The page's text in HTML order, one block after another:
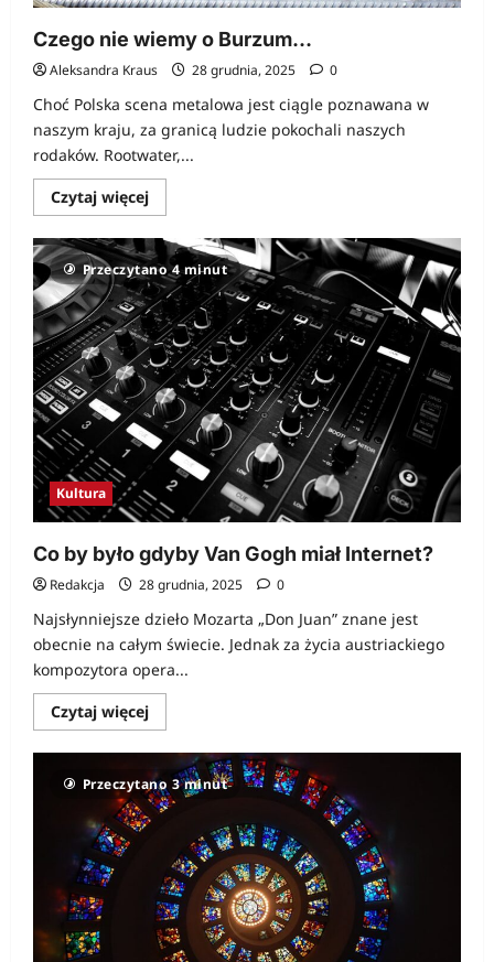
Czego nie wiemy o Burzum…
Aleksandra Kraus 28 grudnia, 2025 0
Choć Polska scena metalowa jest ciągle poznawana w
naszym kraju, za granicą ludzie pokochali naszych
rodaków. Rootwater,...
Czytaj więcejDowiedz
się
o
Czego
nie
wiemy
o
Burzum…
Przeczytano 4 minut
Kultura
Co by było gdyby Van Gogh miał Internet?
Redakcja 28 grudnia, 2025 0
Najsłynniejsze dzieło Mozarta „Don Juan” znane jest
obecnie na całym świecie. Jednak za życia austriackiego
kompozytora opera...
Czytaj więcejDowiedz
się
o
Co
by
było
gdyby
Gogh
miał
Internet?
Przeczytano 3 minut